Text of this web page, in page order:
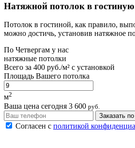
Натяжной потолок в гостиную
Потолок в гостиной, как правило,
можно достичь, установив натяжное
По Четвергам у нас
натяжные потолки
Всего за 400 руб./м² с установкой
Площадь Вашего потолка
м2
Ваша цена сегодня 3 600 руб.
Заказать
Согласен с политикой